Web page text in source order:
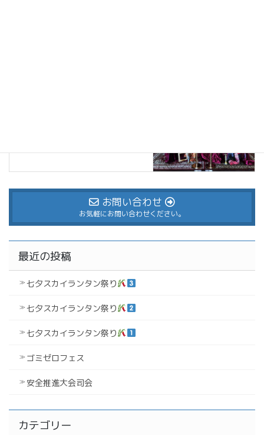
お問い合わせ
お気軽にお問い合わせください。
最近の投稿
七夕スカイランタン祭り
七夕スカイランタン祭り
七夕スカイランタン祭り
ゴミゼロフェス
安全推進大会司会
カテゴリー